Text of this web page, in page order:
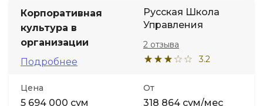
Корпоративная
культура в
организации
Подробнее
Русская Школа
Управления
3.2
2 отзыва
Цена
5 694 000 сум
От
318 864 сум/мес